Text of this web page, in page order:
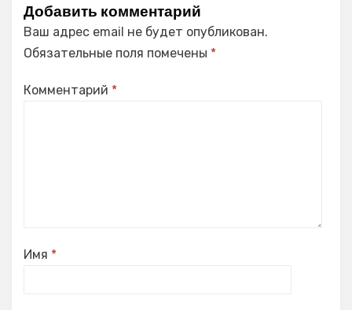
Добавить комментарий
Ваш адрес email не будет опубликован.
Обязательные поля помечены *
Комментарий *
Имя *